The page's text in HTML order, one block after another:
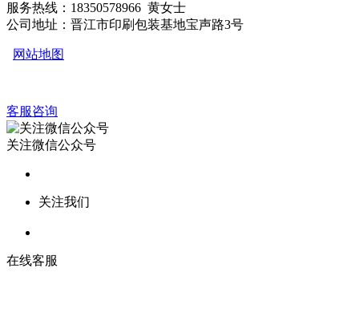
服务热线：18350578966 黄女士
公司地址：晋江市印刷包装基地宝声路3号
网站地图
客服咨询
关注微信公众号
关注我们
在线客服